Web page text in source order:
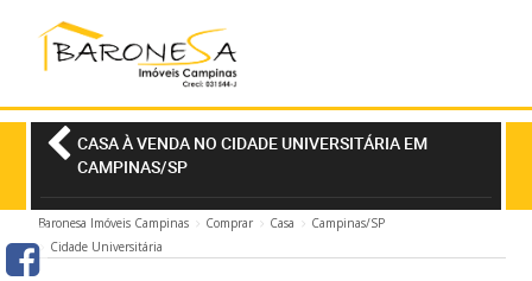
CASA À VENDA NO CIDADE UNIVERSITÁRIA EM
CAMPINAS/SP
Baronesa Imóveis Campinas Comprar Casa
Campinas/SP
Cidade Universitária